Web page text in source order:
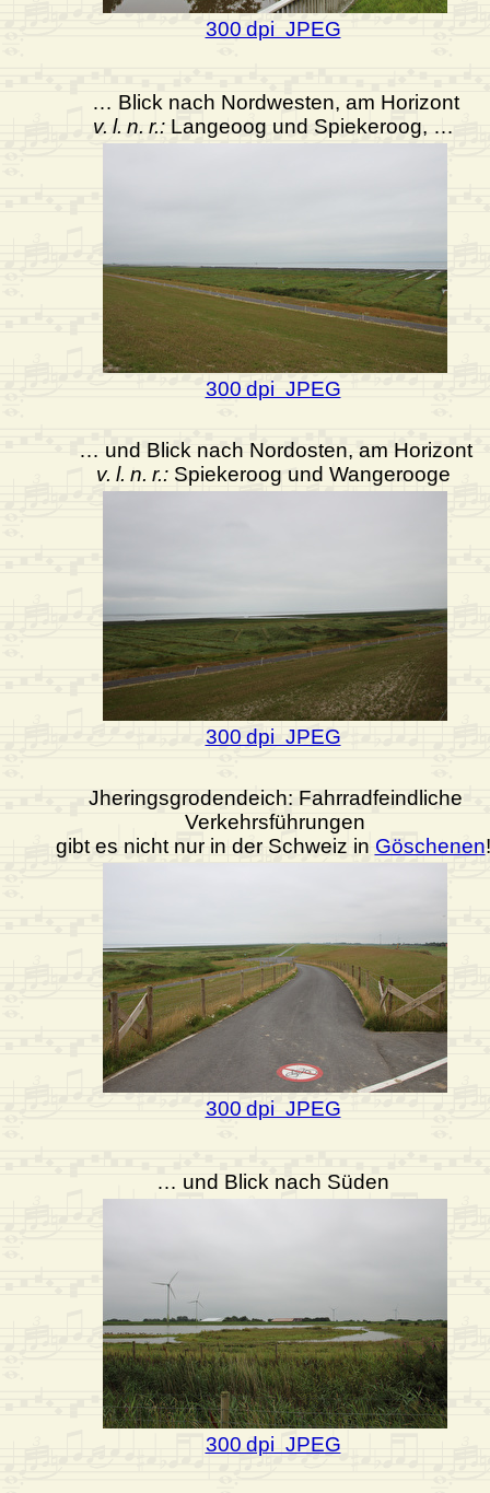
300 dpi JPEG
… Blick nach Nordwesten, am Horizont
v. l. n. r.:Langeoog und Spiekeroog, …
300 dpi JPEG
… und Blick nach Nordosten, am Horizont
v. l. n. r.:Spiekeroog und Wangerooge
300 dpi JPEG
Jheringsgrodendeich: Fahrradfeindliche
Verkehrsführungen
gibt es nicht nur in der Schweiz in Göschenen!
300 dpi JPEG
… und Blick nach Süden
300 dpi JPEG